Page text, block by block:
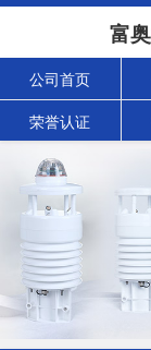
富
公司首页
荣誉认证